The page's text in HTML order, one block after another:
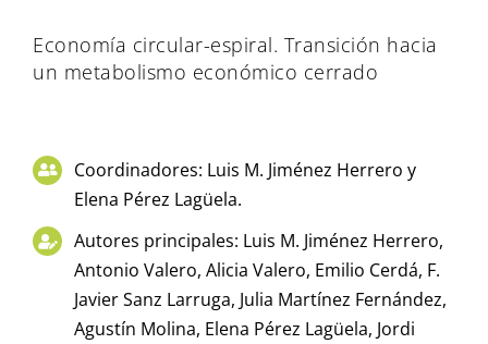
Economía circular-espiral. Transición hacia
un metabolismo económico cerrado
Coordinadores: Luis M. Jiménez Herrero y
Elena Pérez Lagüela.
Autores principales: Luis M. Jiménez Herrero,
Antonio Valero, Alicia Valero, Emilio Cerdá, F.
Javier Sanz Larruga, Julia Martínez Fernández,
Agustín Molina, Elena Pérez Lagüela, Jordi